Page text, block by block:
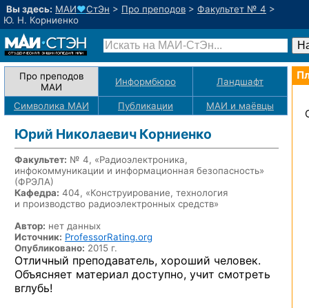
Вы здесь: МАИ♥СтЭн > Про преподов > Факультет № 4 >
Ю. Н. Корниенко
Про преподов
МАИ
Информбюро Ландшафт
Символика МАИ Публикации МАИ и маёвцы
Юрий Николаевич Корниенко
Факультет: № 4, «Радиоэлектроника,
инфокоммуникации и информационная безопасность»
(ФРЭЛА)
Кафедра: 404, «Конструирование, технология
и производство радиоэлектронных средств»
Автор: нет данных
Источник: ProfessorRating.org
Опубликовано: 2015 г.
Отличный преподаватель, хороший человек.
Объясняет материал доступно, учит смотреть
вглубь!